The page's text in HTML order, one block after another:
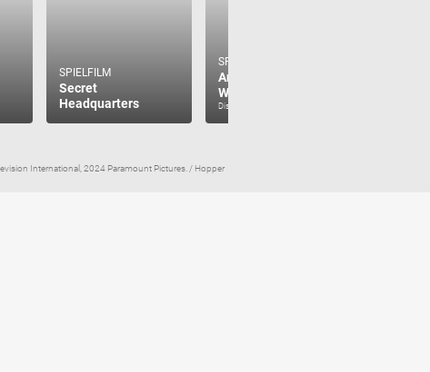
SPIELFILM
Secret
Headquarters
SPIELFILM
Ant-Man and the
Wasp
Disney+
International, 2024 Paramount Pictures. / Hopper